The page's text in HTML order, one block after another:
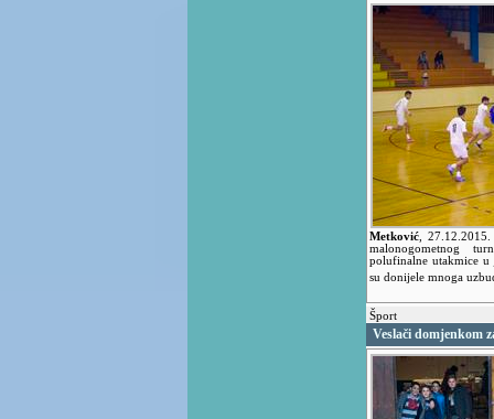
Metković ,
malonogometnog
polufinalne utakmice
su donijele mnoga
Šport
Veslači domjenkom